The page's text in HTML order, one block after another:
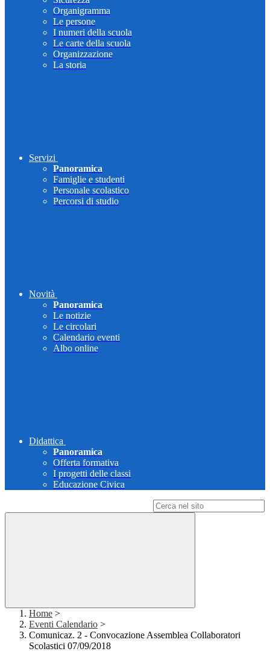
Organigramma
Le persone
I numeri della scuola
Le carte della scuola
Organizzazione
La storia
Servizi
Panoramica
Famiglie e studenti
Personale scolastico
Percorsi di studio
Novità
Panoramica
Le notizie
Le circolari
Calendario eventi
Albo online
Didattica
Panoramica
Offerta formativa
I progetti delle classi
Educazione Civica
Home >
Eventi Calendario >
Comunicaz. 2 - Convocazione Assemblea Collaboratori
Scolastici 07/09/2018